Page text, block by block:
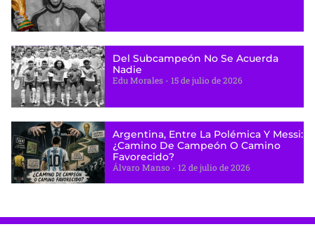
Del Subcampeón No Se Acuerda
Nadie
Edu Morales 15 de julio de 2026
Argentina, Entre La Polémica Y Messi:
¿camino De Campeón O Camino
Favorecido?
Álvaro Manso 12 de julio de 2026